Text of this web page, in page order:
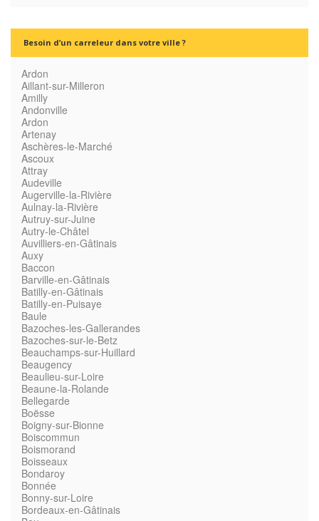
Besoin d’un carreleur dans votre ville ?
Ardon
Aillant-sur-Milleron
Amilly
Andonville
Ardon
Artenay
Aschères-le-Marché
Ascoux
Attray
Audeville
Augerville-la-Rivière
Aulnay-la-Rivière
Autruy-sur-Juine
Autry-le-Châtel
Auvilliers-en-Gâtinais
Auxy
Baccon
Barville-en-Gâtinais
Batilly-en-Gâtinais
Batilly-en-Puisaye
Baule
Bazoches-les-Gallerandes
Bazoches-sur-le-Betz
Beauchamps-sur-Huillard
Beaugency
Beaulieu-sur-Loire
Beaune-la-Rolande
Bellegarde
Boësse
Boigny-sur-Bionne
Boiscommun
Boismorand
Boisseaux
Bondaroy
Bonnée
Bonny-sur-Loire
Bordeaux-en-Gâtinais